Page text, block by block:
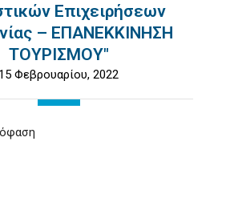
Επιχειρήσεων
– ΕΠΑΝΕΚΚΙΝΗΣΗ
ΤΟΥΡΙΣΜΟΥ"
15 Φεβρουαρίου, 2022